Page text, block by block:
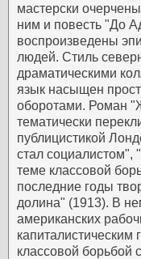
мастерски
ним и повесть "До
воспроизведены
людей. Стиль
драматическими
язык насыщен
оборотами. Роман
тематически
публицистикой
стал социалистом",
теме классовой
последние годы
долина" (1913). В
американских
капиталистическим
классовой борьбой